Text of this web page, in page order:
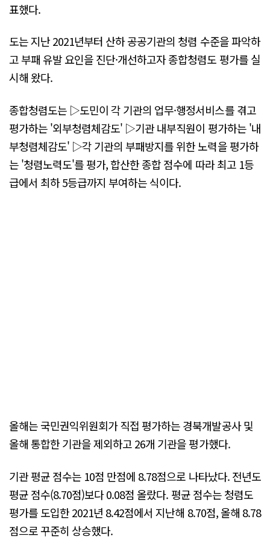
표했다.
도는 지난 2021년부터 산하 공공기관의 청렴 수준을 파악하
고 부패 유발 요인을 진단·개선하고자 종합청렴도 평가를 실
시해 왔다.
종합청렴도는 ▷도민이 각 기관의 업무·행정서비스를 겪고
평가하는 '외부청렴체감도' ▷기관 내부직원이 평가하는 '내
부청렴체감도' ▷각 기관의 부패방지를 위한 노력을 평가하
는 '청렴노력도'를 평가, 합산한 종합 점수에 따라 최고 1등
급에서 최하 5등급까지 부여하는 식이다.
올해는 국민권익위원회가 직접 평가하는 경북개발공사 및
올해 통합한 기관을 제외하고 26개 기관을 평가했다.
기관 평균 점수는 10점 만점에 8.78점으로 나타났다. 전년도
평균 점수(8.70점)보다 0.08점 올랐다. 평균 점수는 청렴도
평가를 도입한 2021년 8.42점에서 지난해 8.70점, 올해 8.78
점으로 꾸준히 상승했다.